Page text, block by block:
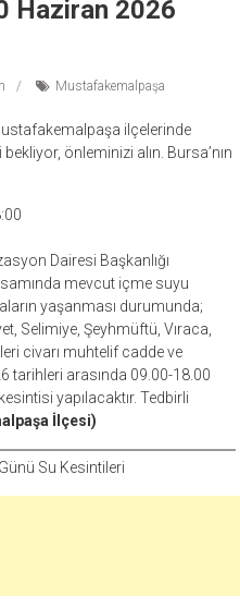
Haziran 2026
Mustafakemalpaşa
ilçelerinde
önleminizi alın. Bursa’nın
Dairesi Başkanlığı
mevcut içme suyu
yaşanması durumunda;
Selimiye, Şeyhmüftü, Vıraca,
civarı muhtelif cadde ve
tarihleri arasında 09.00-18.00
yapılacaktır. Tedbirli
İlçesi)
Su Kesintileri